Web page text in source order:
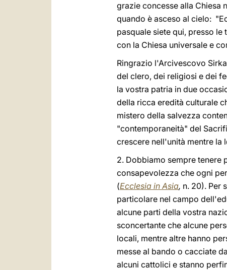
grazie concesse alla Chiesa
quando è asceso al cielo:
pasquale siete qui, presso
con la Chiesa universale e
Ringrazio l'Arcivescovo
del clero, dei religiosi e dei
la vostra patria in due
della ricca eredità culturale
mistero della salvezza
"contemporaneità" del
crescere nell'unità mentre la
2. Dobbiamo sempre tenere
consapevolezza che ogni
(Ecclesia in Asia, n. 20). Per
particolare nel campo
alcune parti della vostra
sconcertante che alcune
locali, mentre altre hanno
messe al bando o cacciate
alcuni cattolici e stanno